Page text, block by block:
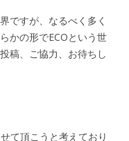
ですが、なるべく多く
かの形でECOという世
稿、ご協力、お待ちし
て頂こうと考えており